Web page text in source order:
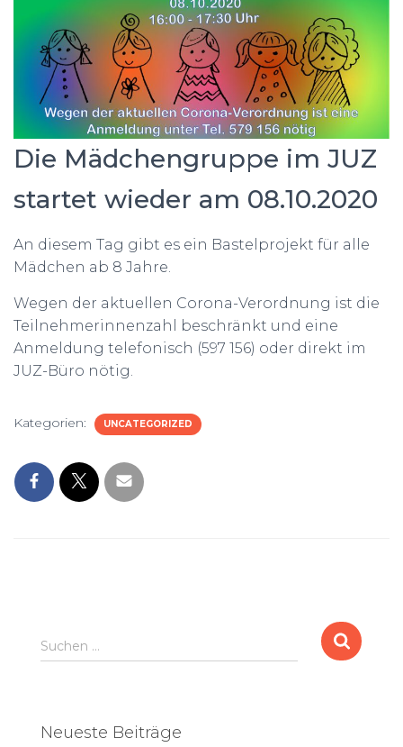
Die Mädchengruppe im JUZ
startet wieder am 08.10.2020
An diesem Tag gibt es ein Bastelprojekt für alle
Mädchen ab 8 Jahre.
Wegen der aktuellen Corona-Verordnung ist die
Teilnehmerinnenzahl beschränkt und eine
Anmeldung telefonisch (597 156) oder direkt im
JUZ-Büro nötig.
Kategorien: UNCATEGORIZED
S
u
n
Suchen …
Neueste Beiträge